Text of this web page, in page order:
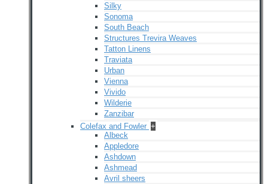
Silky
Sonoma
South Beach
Structures Trevira Weaves
Tatton Linens
Traviata
Urban
Vienna
Vivido
Wilderie
Zanzibar
Colefax and Fowler +
Albeck
Appledore
Ashdown
Ashmead
Avril sheers